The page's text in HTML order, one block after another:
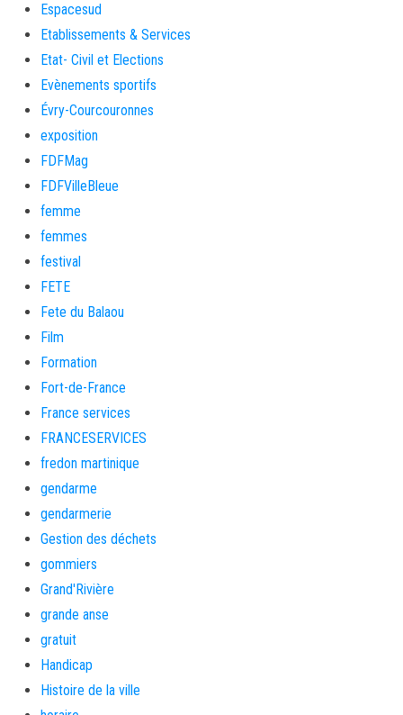
Espacesud
Etablissements & Services
Etat- Civil et Elections
Evènements sportifs
Évry-Courcouronnes
exposition
FDFMag
FDFVilleBleue
femme
femmes
festival
FETE
Fete du Balaou
Film
Formation
Fort-de-France
France services
FRANCESERVICES
fredon martinique
gendarme
gendarmerie
Gestion des déchets
gommiers
Grand'Rivière
grande anse
gratuit
Handicap
Histoire de la ville